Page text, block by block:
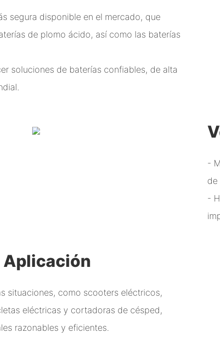
segura disponible en el mercado, que
de plomo ácido, así como las baterías
soluciones de baterías confiables, de alta
-
de
-
Aplicación
situaciones, como scooters eléctricos,
eléctricas y cortadoras de césped,
razonables y eficientes.